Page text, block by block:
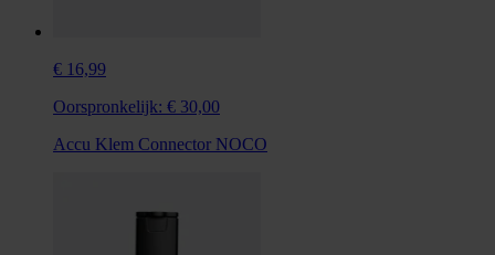
€ 16,99
Oorspronkelijk: € 30,00
Accu Klem Connector NOCO